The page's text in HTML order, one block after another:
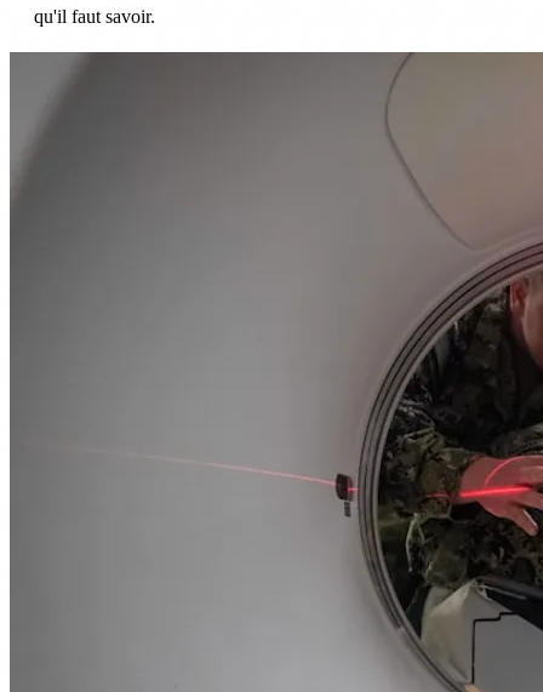
qu'il faut savoir.